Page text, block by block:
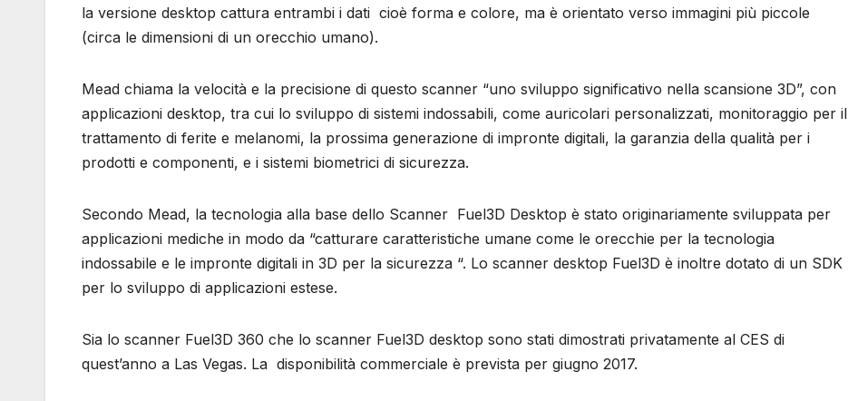
la versione desktop cattura entrambi i dati cioè forma e colore, ma è orientato verso immagini più piccole
(circa le dimensioni di un orecchio umano).
Mead chiama la velocità e la precisione di questo scanner “uno sviluppo significativo nella scansione 3D”, con
applicazioni desktop, tra cui lo sviluppo di sistemi indossabili, come auricolari personalizzati, monitoraggio per il
trattamento di ferite e melanomi, la prossima generazione di impronte digitali, la garanzia della qualità per i
prodotti e componenti, e i sistemi biometrici di sicurezza.
Secondo Mead, la tecnologia alla base dello Scanner Fuel3D Desktop è stato originariamente sviluppata per
applicazioni mediche in modo da “catturare caratteristiche umane come le orecchie per la tecnologia
indossabile e le impronte digitali in 3D per la sicurezza “. Lo scanner desktop Fuel3D è inoltre dotato di un SDK
per lo sviluppo di applicazioni estese.
Sia lo scanner Fuel3D 360 che lo scanner Fuel3D desktop sono stati dimostrati privatamente al CES di
quest’anno a Las Vegas. La disponibilità commerciale è prevista per giugno 2017.